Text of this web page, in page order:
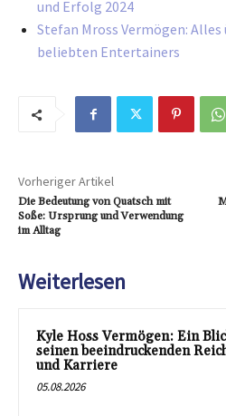
und Erfolg 2024
Stefan Mross Vermögen:
beliebten Entertainers
Vorheriger Artikel
Die Bedeutung von Quatsch mit
Soße: Ursprung und Verwendung
im Alltag
Weiterlesen
Kyle Hoss Vermögen: Ein
seinen beeindruckenden
und Karriere
05.08.2026